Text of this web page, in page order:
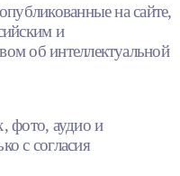
на сайте,
и
об интеллектуальной
фото, аудио и
с согласия